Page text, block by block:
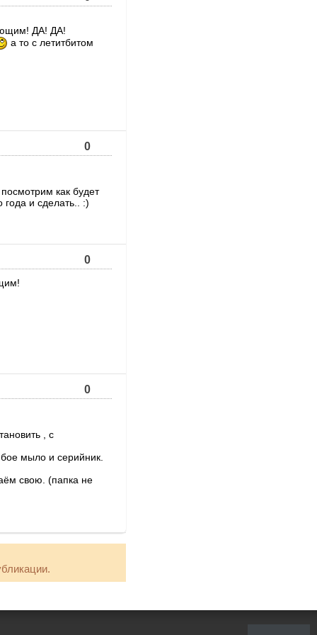
ДА! ДА!
а то с летитбитом
0
как будет
и сделать.. :)
0
0
, с
мыло и серийник.
свою. (папка не